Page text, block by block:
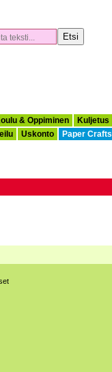
& Oppiminen Kuljetus
Uskonto Paper Crafts